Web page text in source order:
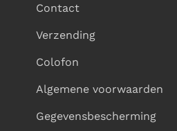
Contact
Verzending
Colofon
Algemene voorwaarden
Gegevensbescherming